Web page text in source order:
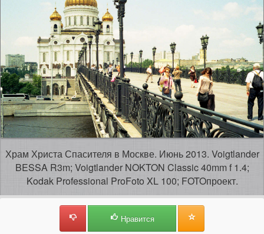
Храм Христа Спасителя в Москве. Июнь 2013. Voigtlander
BESSA R3m; Voigtlander NOKTON Classic 40mm f 1.4;
Kodak Professional ProFoto XL 100; FOTOпроект.
Нравится